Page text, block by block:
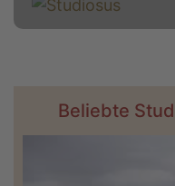
Beliebte